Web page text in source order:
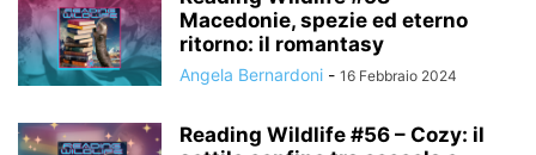
Macedonie, spezie ed eterno
ritorno: il romantasy
Angela Bernardoni - 16 Febbraio 2024
Reading Wildlife #56 – Cozy: il